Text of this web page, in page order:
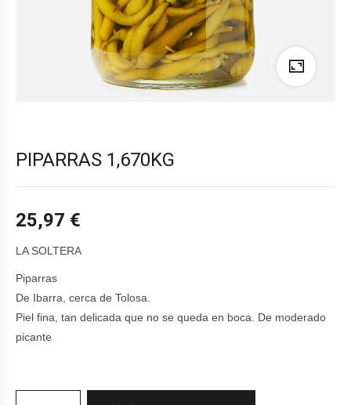
PIPARRAS 1,670KG
25,97 €
LA SOLTERA
Piparras
De Ibarra, cerca de Tolosa.
Piel fina, tan delicada que no se queda en boca. De moderado
picante